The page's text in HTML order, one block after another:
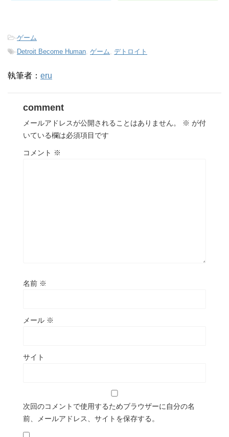
-ゲーム
-Detroit Become Human, ゲーム, デトロイト
執筆者： eru
comment
メールアドレスが公開されることはありません。 ※ が付
いている欄は必須項目です
コメント ※
名前 ※
メール ※
サイト
次回のコメントで使用するためブラウザーに自分の名
前、メールアドレス、サイトを保存する。